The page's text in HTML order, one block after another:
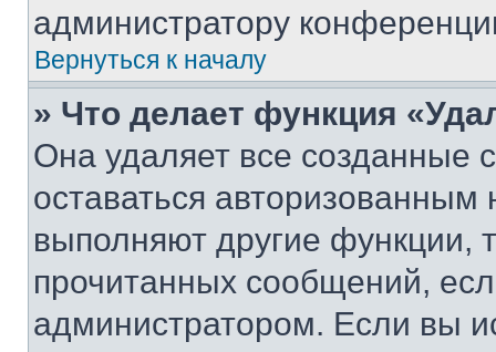
администратору
Вернуться к началу
» Что делает функция
Она удаляет все созданные
оставаться
выполняют другие функции,
прочитанных сообщений,
администратором. Если вы